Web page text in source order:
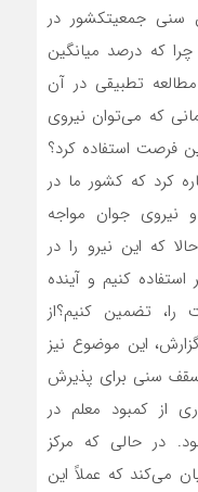
سنی جمعیتکشور در
که درصد میانگین
تطبیقی در آن
که می‌توان نیروی
فرصت استفاده کرد؟
کرد که کشور ما در
نیروی جوان مواجه
که این نیرو را در
استفاده کنیم و آینده
تضمین کنیم؟از
این موضوع نیز
سقف سنی برای پذیرش
از کمبود معلم در
در حالی که مرکز
می‌کند که عملاً این